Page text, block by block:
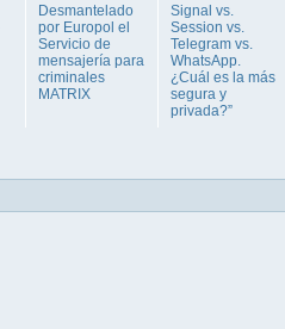
Desmantelado
por Europol el
Servicio de
mensajería para
criminales
MATRIX
Signal vs.
Session vs.
Telegram vs.
WhatsApp.
¿Cuál es la más
segura y
privada?”